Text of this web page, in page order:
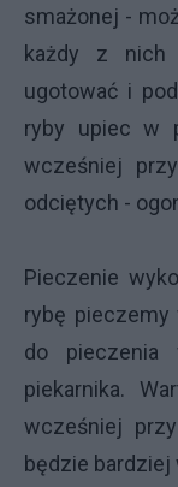
smażonej -
każdy z nich
ugotować i
ryby upiec w
wcześniej
odciętych -
Pieczenie
rybę pieczemy
do pieczenia
piekarnika.
wcześniej
będzie